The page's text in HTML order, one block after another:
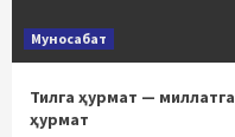
Муносабат
Тилга ҳурмат — миллатга
ҳурмат